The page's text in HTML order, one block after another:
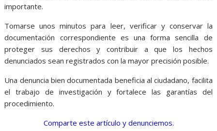
importante.
Tomarse unos minutos para leer, verificar y conservar la
documentación correspondiente es una forma sencilla de
proteger sus derechos y contribuir a que los hechos
denunciados sean registrados con la mayor precisión posible.
Una denuncia bien documentada beneficia al ciudadano, facilita
el trabajo de investigación y fortalece las garantías del
procedimiento.
Comparte este artículo y denunciemos.